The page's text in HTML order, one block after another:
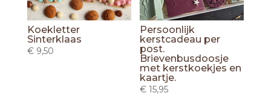
Koekletter
Sinterklaas
€9,50
Persoonlijk
kerstcadeau per
post.
Brievenbusdoosje
met kerstkoekjes en
kaartje.
€ 15,95